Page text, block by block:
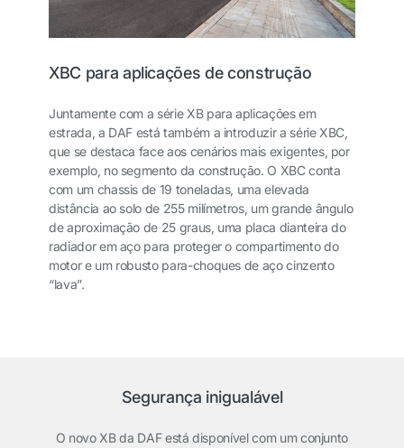
XBC para aplicações de construção
Juntamente com a série XB para aplicações em
estrada, a DAF está também a introduzir a série XBC,
que se destaca face aos cenários mais exigentes, por
exemplo, no segmento da construção. O XBC conta
com um chassis de 19 toneladas, uma elevada
distância ao solo de 255 milímetros, um grande ângulo
de aproximação de 25 graus, uma placa dianteira do
radiador em aço para proteger o compartimento do
motor e um robusto para-choques de aço cinzento
“lava”.
Segurança inigualável
O novo XB da DAF está disponível com um conjunto